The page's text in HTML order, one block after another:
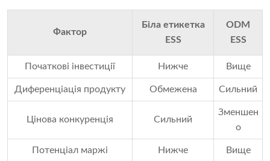
Фактор
Біла етикетка
ESS
ODM
ESS
Початкові інвестиції Нижче Вище
Диференціація продукту Обмежена Сильний
Цінова конкуренція Сильний
Зменшен
о
Потенціал маржі Нижче Вище